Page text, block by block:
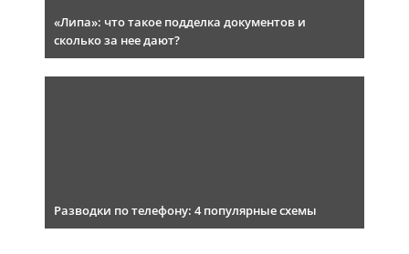
«Липа»: что такое подделка документов и
сколько за нее дают?
Разводки по телефону: 4 популярные схемы